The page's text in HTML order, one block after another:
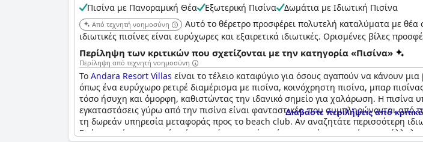
Πισίνα με Πανοραμική Θέα Εξωτερική Πισίνα Δωμάτια με Ιδιωτική Πισίνα
Από τεχνητή νοημοσύνη
Αυτό το θέρετρο προσφέρει πολυτελή καταλύματα με
ιδιωτικές πισίνες είναι ευρύχωρες και εξαιρετικά ιδιωτικές. Ορισμένες βίλες
Περίληψη των κριτικών που σχετίζονται με την κατηγορία «Πισίνα»
Περίληψη από τεχνητή νοημοσύνη
Το Andara Resort Villas είναι το τέλειο καταφύγιο για όσους αγαπούν να κάνουν μια
όπως ένα ευρύχωρο ρετιρέ διαμέρισμα με πισίνα, κοινόχρηστη πισίνα, μπαρ
τόσο ήσυχη και όμορφη, καθιστώντας την ιδανικό σημείο για χαλάρωση. Η πισίνα
εγκαταστάσεις γύρω από την πισίνα είναι φανταστικές, που συμπληρώνονται από
τη δωρεάν υπηρεσία μεταφοράς προς το beach club. Αν αναζητάτε περισσότερη
Ενώ ορισμένοι κριτικοί ανέφεραν ότι η κοινή πισίνα μπορεί να μην είναι
Διαβάστε περιλήψεις από